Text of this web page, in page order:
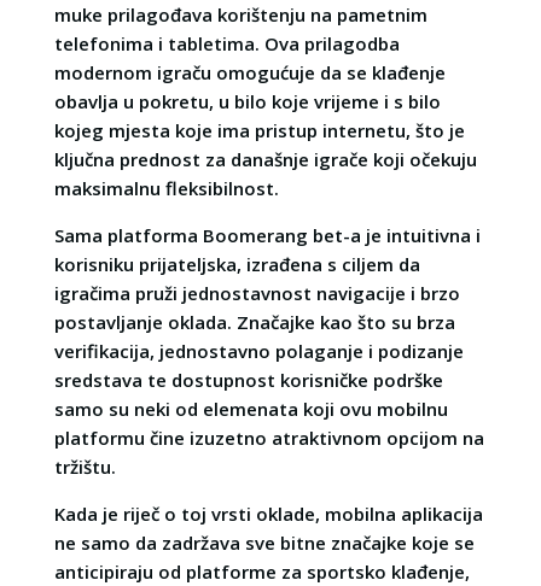
muke prilagođava korištenju na pametnim
telefonima i tabletima. Ova prilagodba
modernom igraču omogućuje da se klađenje
obavlja u pokretu, u bilo koje vrijeme i s bilo
kojeg mjesta koje ima pristup internetu, što je
ključna prednost za današnje igrače koji očekuju
maksimalnu fleksibilnost.
Sama platforma Boomerang bet-a je intuitivna i
korisniku prijateljska, izrađena s ciljem da
igračima pruži jednostavnost navigacije i brzo
postavljanje oklada. Značajke kao što su brza
verifikacija, jednostavno polaganje i podizanje
sredstava te dostupnost korisničke podrške
samo su neki od elemenata koji ovu mobilnu
platformu čine izuzetno atraktivnom opcijom na
tržištu.
Kada je riječ o toj vrsti oklade, mobilna aplikacija
ne samo da zadržava sve bitne značajke koje se
anticipiraju od platforme za sportsko klađenje,